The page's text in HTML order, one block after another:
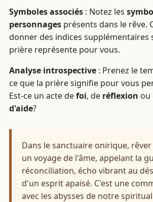
Symboles associés : Notez les
personnages présents dans le rêve.
donner des indices supplémentaires
prière représente pour vous.
Analyse introspective : Prenez le
ce que la prière signifie pour vous
Est-ce un acte defoi, de réflexion ou
d'aide?
Dans le sanctuaire onirique,
un voyage de l'âme, appelant la
réconciliation, écho vibrant au
d'un esprit apaisé. C'est une
avec les abysses de notre